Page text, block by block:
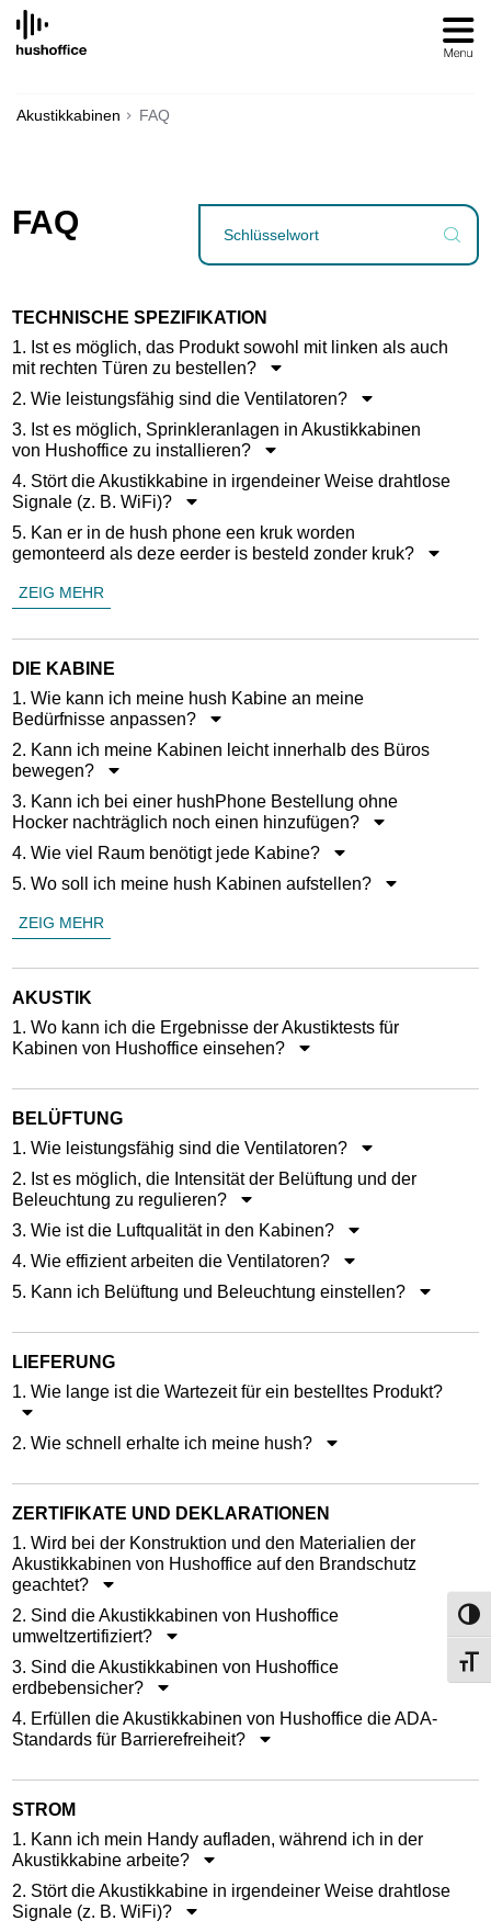
SKIP
CONTENT
Akustikkabinen FAQ
FAQ
TECHNISCHE SPEZIFIKATION
1. Ist es möglich, das Produkt sowohl mit linken als auch
mit rechten Türen zu bestellen?
2. Wie leistungsfähig sind die Ventilatoren?
3. Ist es möglich, Sprinkleranlagen in Akustikkabinen
von Hushoffice zu installieren?
4. Stört die Akustikkabine in irgendeiner Weise drahtlose
Signale (z. B. WiFi)?
5. Kan er in de hush phone een kruk worden
gemonteerd als deze eerder is besteld zonder kruk?
ZEIG MEHR
DIE KABINE
1. Wie kann ich meine hush Kabine an meine
Bedürfnisse anpassen?
2. Kann ich meine Kabinen leicht innerhalb des Büros
bewegen?
3. Kann ich bei einer hushPhone Bestellung ohne
Hocker nachträglich noch einen hinzufügen?
4. Wie viel Raum benötigt jede Kabine?
5. Wo soll ich meine hush Kabinen aufstellen?
ZEIG MEHR
AKUSTIK
1. Wo kann ich die Ergebnisse der Akustiktests für
Kabinen von Hushoffice einsehen?
BELÜFTUNG
1. Wie leistungsfähig sind die Ventilatoren?
2. Ist es möglich, die Intensität der Belüftung und der
Beleuchtung zu regulieren?
3. Wie ist die Luftqualität in den Kabinen?
4. Wie effizient arbeiten die Ventilatoren?
5. Kann ich Belüftung und Beleuchtung einstellen?
LIEFERUNG
1. Wie lange ist die Wartezeit für ein bestelltes Produkt?
2. Wie schnell erhalte ich meine hush?
ZERTIFIKATE UND DEKLARATIONEN
1. Wird bei der Konstruktion und den Materialien der
Akustikkabinen von Hushoffice auf den Brandschutz
geachtet?
2. Sind die Akustikkabinen von Hushoffice
umweltzertifiziert?
3. Sind die Akustikkabinen von Hushoffice
erdbebensicher?
4. Erfüllen die Akustikkabinen von Hushoffice die ADA-
Standards für Barrierefreiheit?
STROM
1. Kann ich mein Handy aufladen, während ich in der
Akustikkabine arbeite?
2. Stört die Akustikkabine in irgendeiner Weise drahtlose
Signale (z. B. WiFi)?